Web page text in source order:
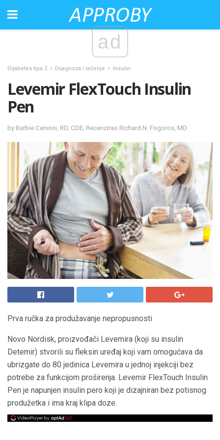
ad
Dijabetes tipa 2 Dijagnoza i lečenje Insulin
Levemir FlexTouch Insulin
Pen
by Barbie Cervoni, RD, CDE; Recenzirao Richard N. Fogoros, MD
Prva ručka za produžavanje nepropusnosti
Novo Nordisk, proizvođači Levemira (koji su insulin
Detemir) stvorili su fleksin uređaj koji vam omogućava da
ubrizgate do 80 jedinica Levemira u jednoj injekciji bez
potrebe za funkcijom proširenja. Levemir FlexTouch Insulin
Pen je napunjen insulin pero koji je dizajniran bez potisnog
produžetka i ima kraj klipa doze.